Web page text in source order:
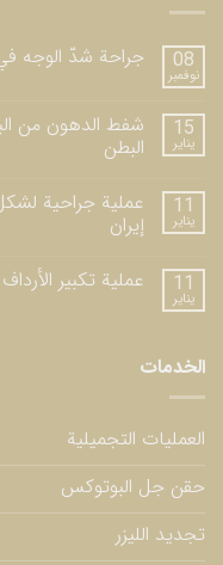
08
نوفمبر
جراحة شدّ الوجه في
15
يناير
شفط الدهون من
البطن
11
يناير
عملية جراحية
إيران
11
يناير
عملية تكبير
الخدمات
العمليات التجميلية
حقن جل البوتوكس
تجديد الليزر